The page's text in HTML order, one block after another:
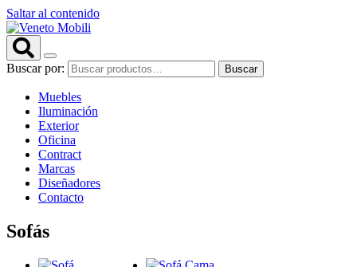
Saltar al contenido
Buscar por: Buscar
Muebles
Iluminación
Exterior
Oficina
Contract
Marcas
Diseñadores
Contacto
Sofás